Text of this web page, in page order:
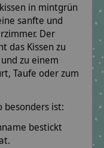
in mintgrün
sanfte und
Der
das Kissen zu
zu einem
Taufe oder zum
besonders ist:
bestickt